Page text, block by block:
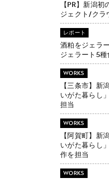
【PR】新潟
ジェクト/クラ
レポート
酒粕をジェラ
ジェラート5種
WORKS
【三条市】新
いがた暮らし
担当
WORKS
【阿賀町】新
いがた暮らし
作を担当
WORKS